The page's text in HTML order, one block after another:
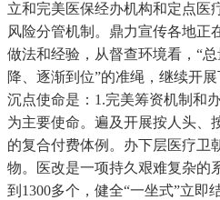
立和完美医保经办机构和定点医
风险分管机制。鼎力宣传各地正
做法和经验，从督查环境看，“
降、逐渐到位”的准绳，继续开
沉点使命是：1.完美筹资机制和
为主要使命。遍及开展按人头、
的复合付费体例。办下层医疗卫
物。医改是一项持久艰难复杂的
到1300多个，健全“一坐式”立即